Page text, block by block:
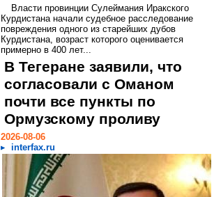
Власти провинции Сулеймания Иракского
Курдистана начали судебное расследование
повреждения одного из старейших дубов
Курдистана, возраст которого оценивается
примерно в 400 лет...
В Тегеране заявили, что
согласовали с Оманом
почти все пункты по
Ормузскому проливу
2026-08-06
interfax.ru